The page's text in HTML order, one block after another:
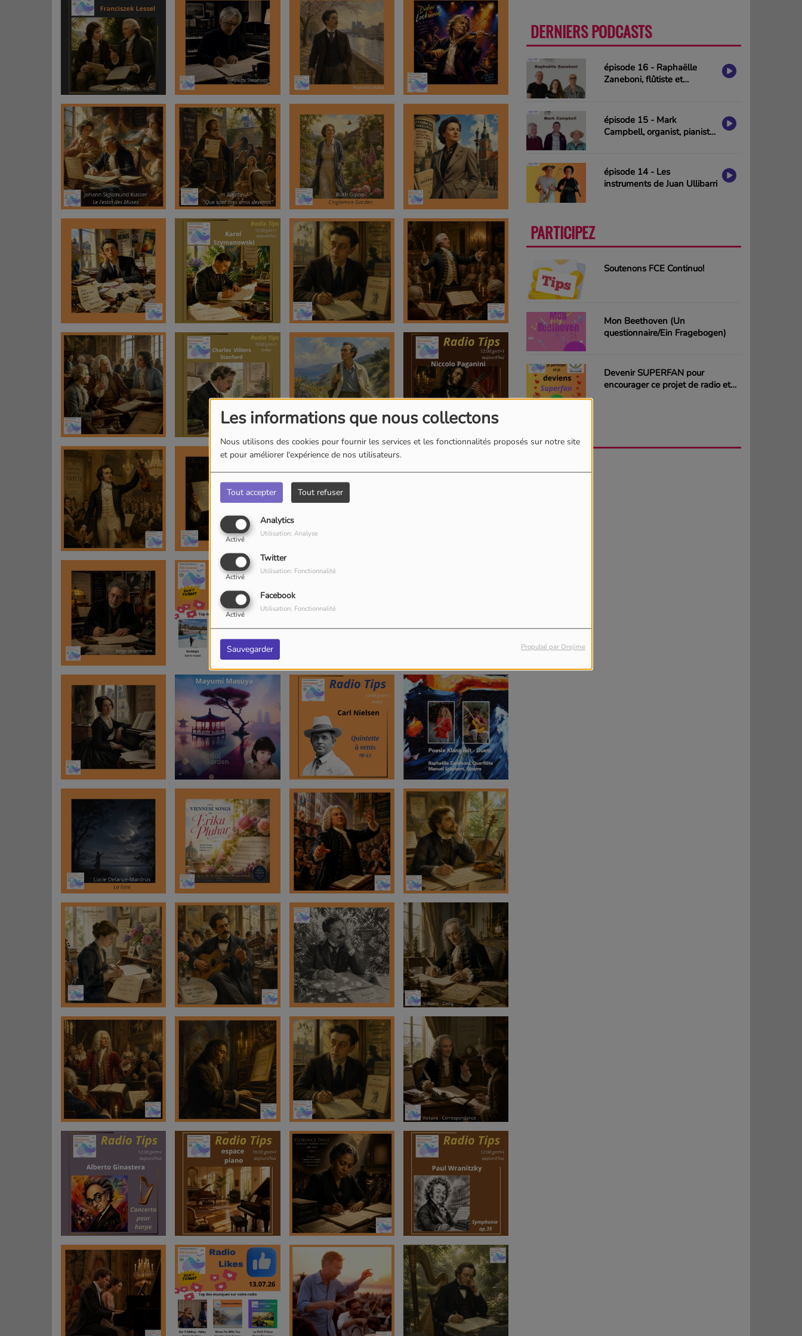
Les informations que nous collectons
Nous utilisons des cookies pour fournir les services et les fonctionnalités proposés sur notre site
et pour améliorer l'expérience de nos utilisateurs.
Tout accepter Tout refuser
Analytics
Activé
Utilisation: Analyse
Twitter
Activé
Utilisation: Fonctionnalité
Facebook
Activé
Utilisation: Fonctionnalité
Sauvegarder Propulsé par Orejime
DERNIERS PODCASTS
épisode 16 - Raphaëlle
Zaneboni, flûtiste et
épisode 15 - Mark
Campbell, organist, pianist
épisode 14 - Les
instruments de Juan Ullibarri
PARTICIPEZ
Soutenons FCE Continuo!
Mon Beethoven (Un
questionnaire/Ein Fragebogen)
Devenir SUPERFAN pour
encourager ce projet de radio et
AGENDA